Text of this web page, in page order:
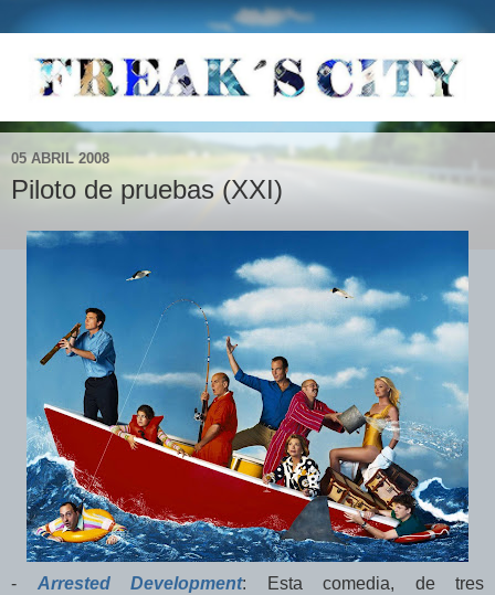
05 ABRIL 2008
Piloto de pruebas (XXI)
- Arrested Development: Esta comedia, de tres